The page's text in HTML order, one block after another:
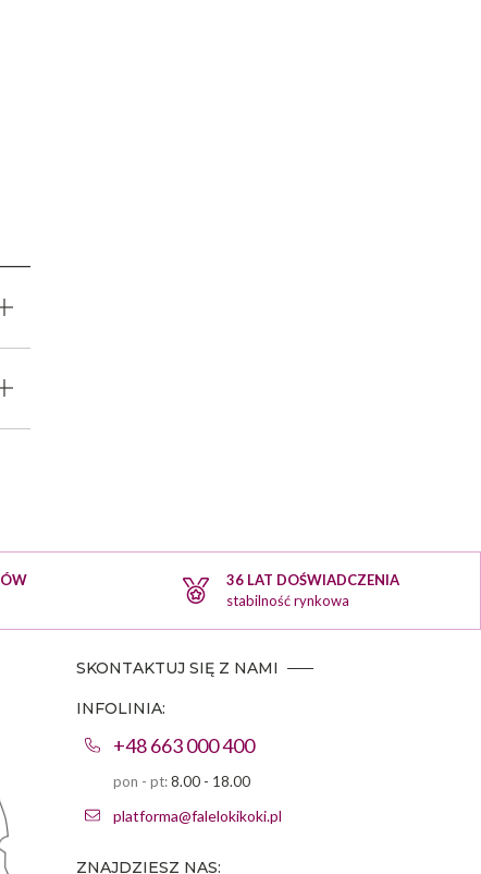
36 LAT DOŚWIADCZENIA
stabilność rynkowa
SKONTAKTUJ SIĘ Z NAMI
INFOLINIA:
+48 663 000 400
pon - pt:8.00 - 18.00
platforma@falelokikoki.pl
ZNAJDZIESZ NAS: